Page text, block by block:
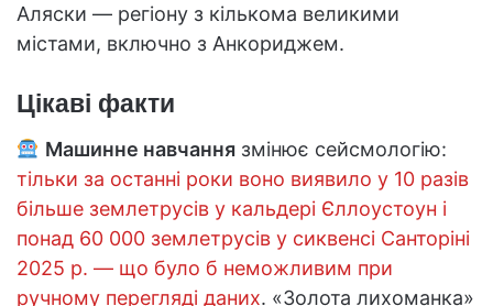
Аляски — регіону з кількома великими
містами, включно з Анкориджем.
Цікаві факти
Машинне навчаннязмінює сейсмологію:
тільки за останні роки воно виявило у 10 разів
більше землетрусів у кальдері Єллоустоун і
понад 60 000 землетрусів у сиквенсі Санторіні
2025 р. — що було б неможливим при
ручному перегляді даних. «Золота лихоманка»